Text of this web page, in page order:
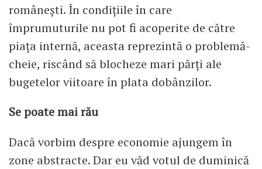
românești. În condițiile în care
împrumuturile nu pot fi acoperite de către
piața internă, aceasta reprezintă o problemă-
cheie, riscând să blocheze mari părți ale
bugetelor viitoare în plata dobânzilor.
Se poate mai rău
Dacă vorbim despre economie ajungem în
zone abstracte. Dar eu văd votul de duminică